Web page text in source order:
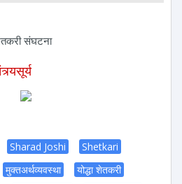
संघटना
Sharad Joshi
Shetkari
मुक्तअर्थव्यवस्था
योद्धा शेतकरी